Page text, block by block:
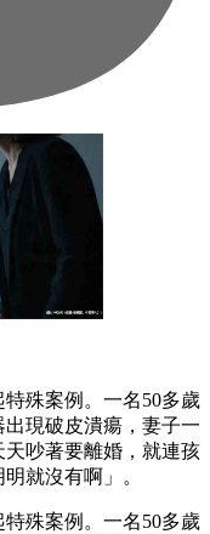
殊案例。一名50多歲
現破皮潰瘍，妻子一
吵著要離婚，就連孩
就沒有啊」。
殊案例。一名50多歲